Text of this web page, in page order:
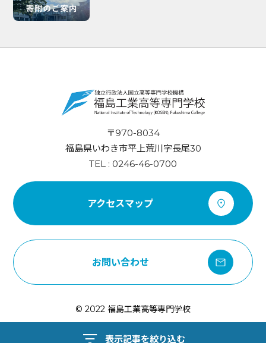
表示記事を絞り込む
〒970-8034
福島県いわき市平上荒川字長尾30
TEL : 0246-46-0700
アクセスマップ
お問い合わせ
© 2022 福島工業高等専門学校